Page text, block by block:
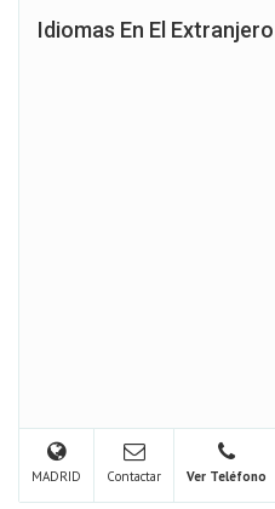
Idiomas En El Extranjero
MADRID Contactar Ver Teléfono